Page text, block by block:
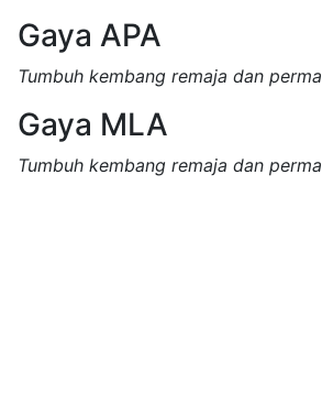
Gaya APA
Tumbuh kembang remaja dan
Gaya MLA
Tumbuh kembang remaja dan